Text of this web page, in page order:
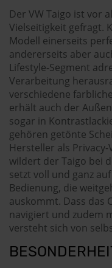
Der VW Taigo ist vor
Vielseitigkeit gefragt.
Modell einerseits
andererseits aber
Lifestyle-Segment
Verarbeitung
verschiedene
erhält auch der
sogar in
gehören getönte
Hersteller als
wildert der Taigo bei
setzt voll und ganz
Bedienung, die
auskommt. Dass das
navigiert und zudem
versteht sich von